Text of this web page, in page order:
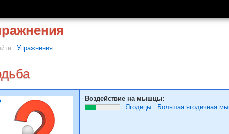
Упражнения
Воздействие на мышцы:
Ягодицы : Большая ягодичная